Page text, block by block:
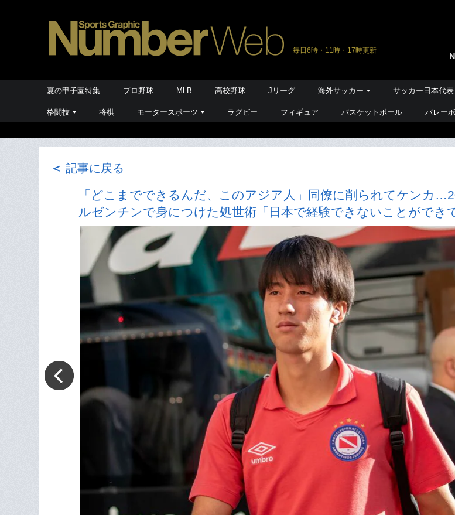
毎日6時・11時・17時更新
夏の甲子園特集 プロ野球 MLB 高校野球 Jリーグ 海外サッカー サッカー日本代表
格闘技 将棋 モータースポーツ ラグビー フィギュア バスケットボール バレー
＜ 記事に戻る
「どこまでできるんだ、このアジア人」同僚に削られてケンカ
ルゼンチンで身につけた処世術「日本で経験できないことができ